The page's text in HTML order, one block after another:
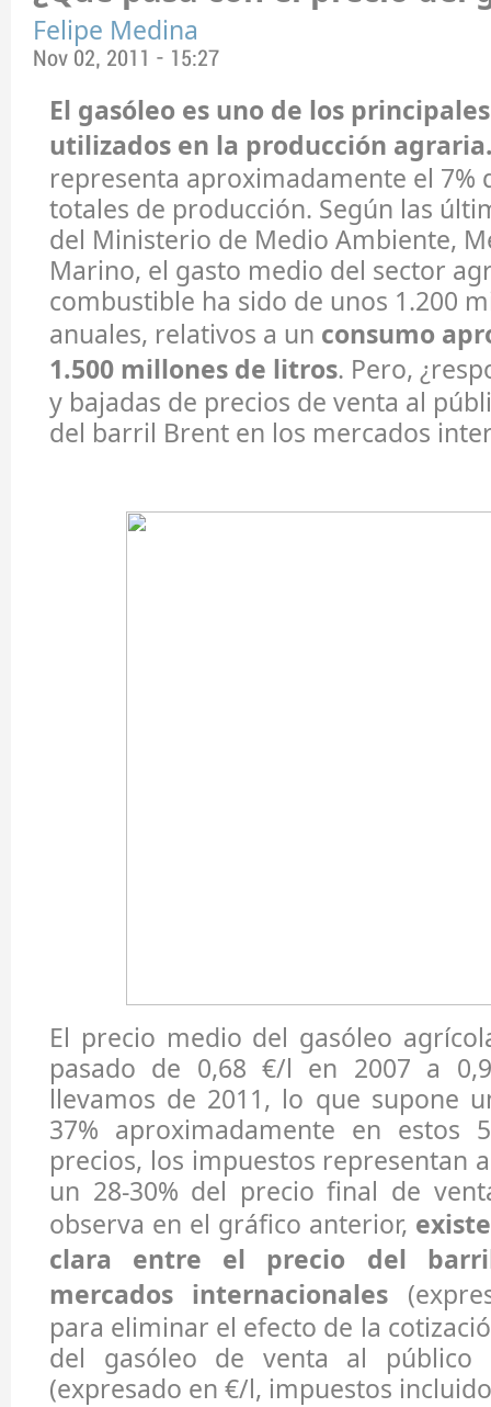
Felipe Medina
Nov 02, 2011 - 15:27
El gasóleo es uno de los
utilizados en la producción
representa aproximadamente el 7%
totales de producción. Según las
del Ministerio de Medio Ambiente,
Marino, el gasto medio del sector
combustible ha sido de unos 1.200
anuales, relativos a un consumo
1.500 millones de litros. Pero,
y bajadas de precios de venta al
del barril Brent en los mercados
El precio medio del gasóleo
pasado de 0,68 €/l en 2007 a
llevamos de 2011, lo que supone
37% aproximadamente en estos
precios, los impuestos representan
un 28-30% del precio final de
observa en el gráfico anterior,
clara entre el precio del
mercados internacionales
para eliminar el efecto de la
del gasóleo de venta al público
(expresado en €/l, impuestos